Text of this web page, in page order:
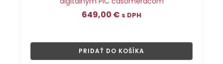
649,00 € s DPH
PRIDAŤ DO KOŠÍKA